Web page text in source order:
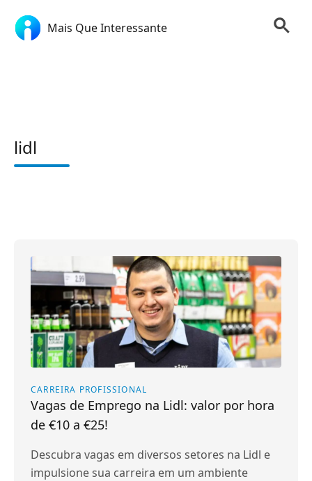
Mais Que Interessante
lidl
CARREIRA PROFISSIONAL
Vagas de Emprego na Lidl: valor por hora
de €10 a €25!
Descubra vagas em diversos setores na Lidl e
impulsione sua carreira em um ambiente